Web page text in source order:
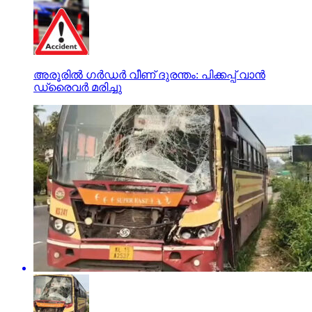
അരൂരില്‍ ഗര്‍ഡര്‍ വീണ് ദുരന്തം: പിക്കപ്പ് വാന്‍
ഡ്രൈവര്‍ മരിച്ചു